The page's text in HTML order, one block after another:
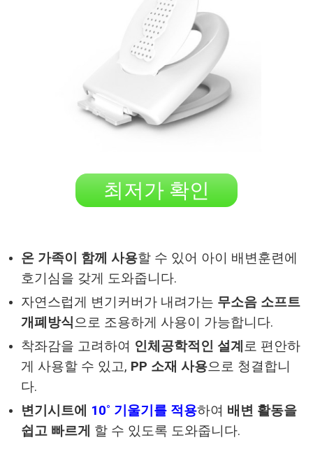
최저가 확인
온 가족이 함께 사용할 수 있어 아이 배변훈련에
호기심을 갖게 도와줍니다.
자연스럽게 변기커버가 내려가는 무소음 소프트
개폐방식으로 조용하게 사용이 가능합니다.
착좌감을 고려하여 인체공학적인 설계 로 편안하
게 사용할 수 있고, PP 소재 사용으로 청결합니
다.
변기시트에
10˚ 기울기를 적용하여 배변 활동을
쉽고 빠르게 할 수 있도록 도와줍니다.